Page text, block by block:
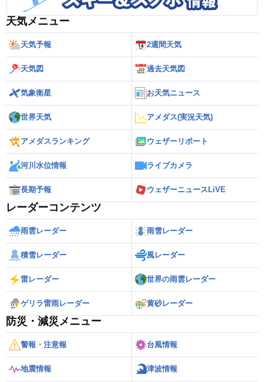
天気メニュー
天気予報 2週間天気
天気図 過去天気図
気象衛星 お天気ニュース
世界天気 アメダス(実況天気)
アメダスランキング ウェザーリポート
河川水位情報 ライブカメラ
長期予報 ウェザーニュースLiVE
レーダーコンテンツ
雨雲レーダー 雨雪レーダー
積雪レーダー 風レーダー
雷レーダー 世界の雨雲レーダー
ゲリラ雷雨レーダー 黄砂レーダー
防災・減災メニュー
警報・注意報 台風情報
地震情報 津波情報